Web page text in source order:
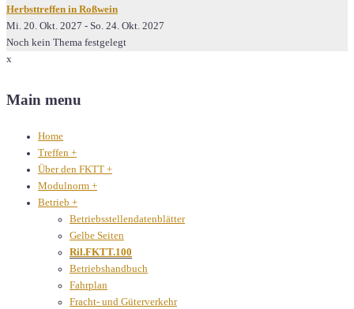
Herbsttreffen in Roßwein
Mi. 20. Okt. 2027 - So. 24. Okt. 2027
Noch kein Thema festgelegt
x
Main menu
Home
Treffen +
Über den FKTT +
Modulnorm +
Betrieb +
Betriebsstellendatenblätter
Gelbe Seiten
Ril.FKTT.100
Betriebshandbuch
Fahrplan
Fracht- und Güterverkehr